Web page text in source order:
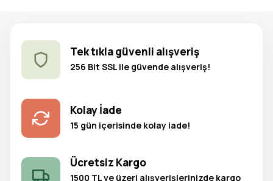
Tek tıkla güvenli alışveriş
256 Bit SSL ile güvende alışveriş!
Kolay İade
15 gün içerisinde kolay iade!
Ücretsiz Kargo
1500 TL ve üzeri alışverişlerinizde kargo